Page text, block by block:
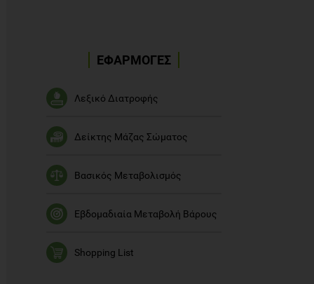
ΕΦΑΡΜΟΓΕΣ
Λεξικό Διατροφής
Δείκτης Μάζας Σώματος
Βασικός Μεταβολισμός
Εβδομαδιαία Μεταβολή Βάρους
Shopping List